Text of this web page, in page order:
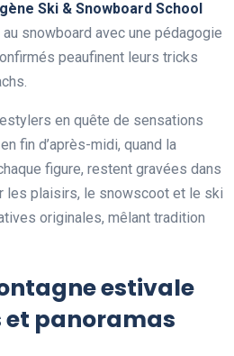
Ski & Snowboard School
snowboard avec une pédagogie
peaufinent leurs tricks
en quête de sensations
fin d’après-midi, quand la
figure, restent gravées dans
les plaisirs, le snowscoot et le ski
originales, mêlant tradition
estivale
et panoramas